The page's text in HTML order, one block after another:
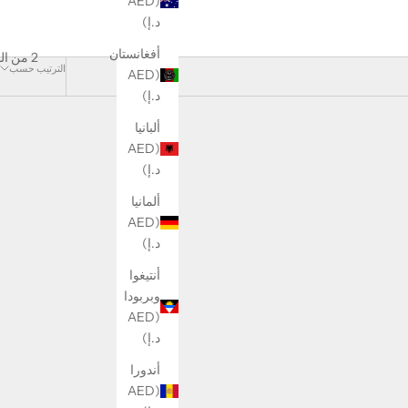
د.إ)
أفغانستان
(AED
د.إ)
ألبانيا
(AED
د.إ)
ألمانيا
(AED
د.إ)
أنتيغوا
وبربودا
(AED
د.إ)
أندورا
(AED
الترتيب حسب
2 من المنتجات